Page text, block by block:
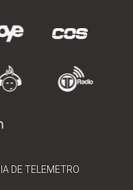
DE TELEMETRO